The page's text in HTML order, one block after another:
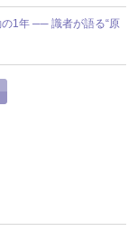
1年 ── 識者が語る“原